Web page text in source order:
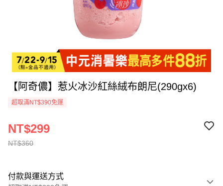
【阿奇儂】惹火冰沙紅絲絨布朗尼(290gx6)
超取滿NT$390免運
NT$360
NT$299
付款與運送方式